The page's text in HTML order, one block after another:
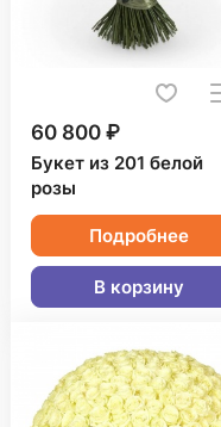
60 800 ₽
Букет из 201 белой
розы
Подробнее
В корзину